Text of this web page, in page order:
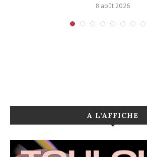
8 août 2026
A L’AFFICHE